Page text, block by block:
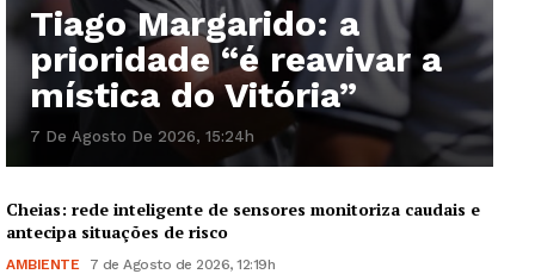
Tiago Margarido: a
prioridade “é reavivar a
mística do Vitória”
7 De Agosto De 2026, 15:24h
Cheias: rede inteligente de sensores monitoriza caudais e
antecipa situações de risco
AMBIENTE 7 de Agosto de 2026, 12:19h